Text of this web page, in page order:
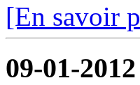
[En savoir
09-01-2012